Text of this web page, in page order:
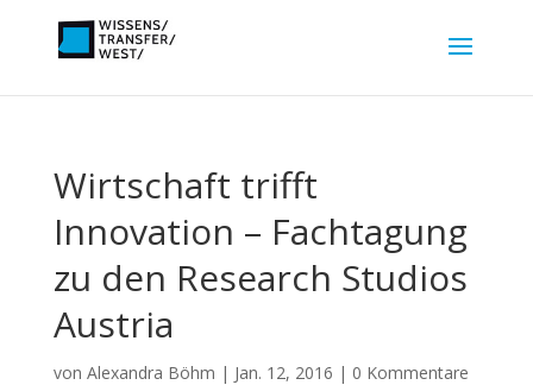
Wirtschaft trifft
Innovation – Fachtagung
zu den Research Studios
Austria
von Alexandra Böhm | Jan. 12, 2016 | 0 Kommentare